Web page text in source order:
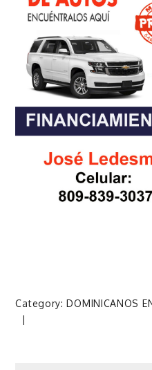
Category:DOMINICANOS